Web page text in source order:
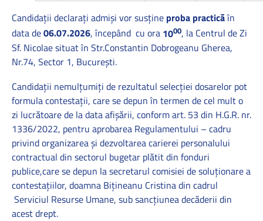
Candidaţii declaraţi admişi vor susţine proba practicăîn
data de06.07.2026, începând cu ora 1000, la Centrul de Zi
Sf. Nicolae situat în Str.Constantin Dobrogeanu Gherea,
Nr.74, Sector 1, București.
Candidaţii nemulţumiţi de rezultatul selecţiei dosarelor pot
formula contestaţii, care se depun în termen de cel mult o
zi lucrătoare de la data afişării, conform art. 53 din H.G.R. nr.
1336/2022, pentru aprobarea Regulamentului – cadru
privind organizarea și dezvoltarea carierei personalului
contractual din sectorul bugetar plătit din fonduri
publice,care se depun la secretarul comisiei de soluționare a
contestațiilor, doamna Bițineanu Cristina din cadrul
Serviciul Resurse Umane, sub sancţiunea decăderii din
acest drept.